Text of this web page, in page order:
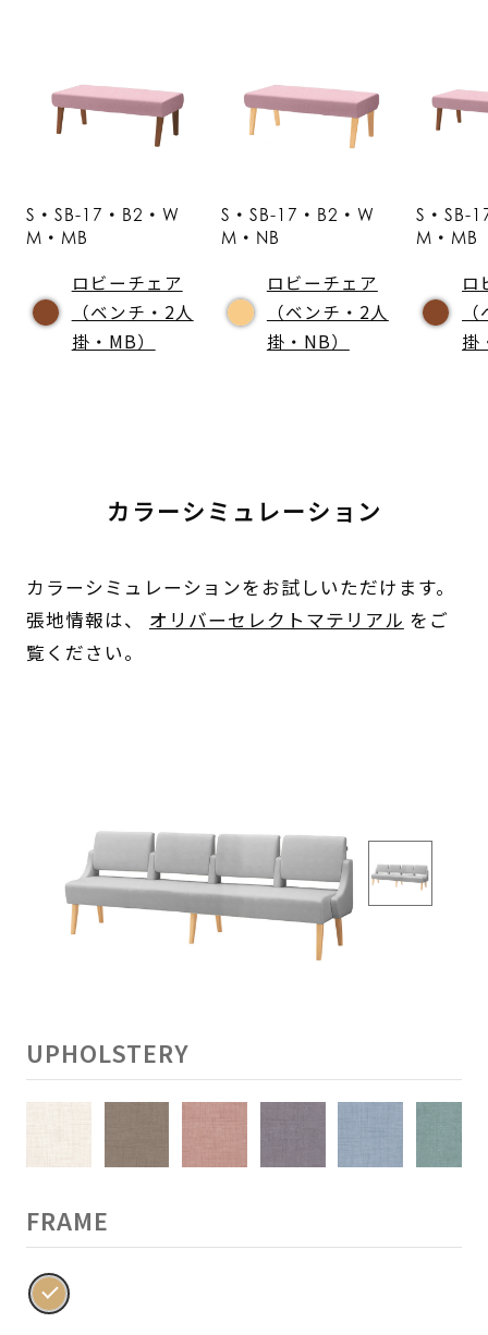
S・SB-17・B2・W
M・MB
ロビーチェア
（ベンチ・2人
掛・MB）
S・SB-17・B2・W
M・NB
ロビーチェア
（ベンチ・2人
掛・NB）
S・SB-
M・MB
ロ
掛
カラーシミュレーション
カラーシミュレーションをお試しいただけます。
張地情報は、 オリバーセレクトマテリアル をご
覧ください。
UPHOLSTERY
FRAME